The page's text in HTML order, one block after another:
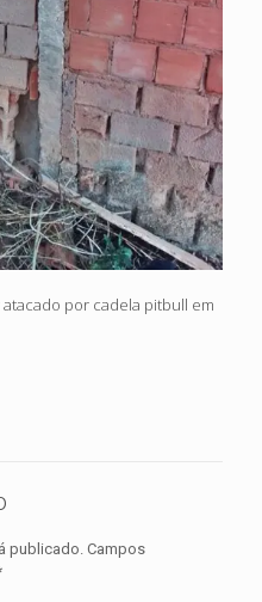
por cadela pitbull em
publicado. Campos